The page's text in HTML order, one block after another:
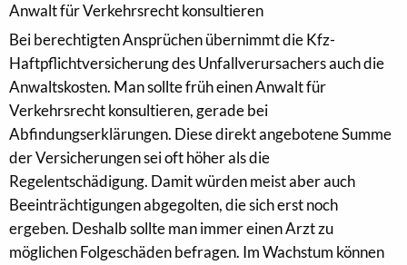
Anwalt für Verkehrsrecht konsultieren
Bei berechtigten Ansprüchen übernimmt die Kfz-
Haftpflichtversicherung des Unfallverursachers auch die
Anwaltskosten. Man sollte früh einen Anwalt für
Verkehrsrecht konsultieren, gerade bei
Abfindungserklärungen. Diese direkt angebotene Summe
der Versicherungen sei oft höher als die
Regelentschädigung. Damit würden meist aber auch
Beeinträchtigungen abgegolten, die sich erst noch
ergeben. Deshalb sollte man immer einen Arzt zu
möglichen Folgeschäden befragen. Im Wachstum können